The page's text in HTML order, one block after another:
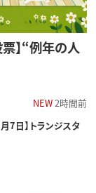
】“例年の人
NEW2時間前
7日】トランジスタ